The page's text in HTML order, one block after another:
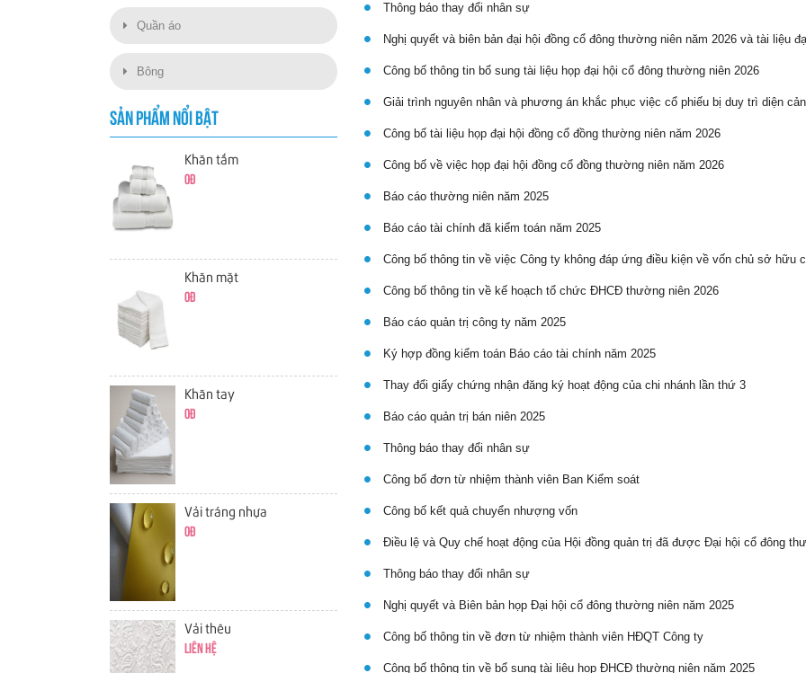
Quần áo
Bông
SẢN PHẨM NỔI BẬT
Khăn tắm
0đ
Khăn mặt
0đ
Khăn tay
0đ
Vải tráng nhựa
0đ
Vải thêu
Liên hệ
Thông báo thay đổi nhân sự
Nghị quyết và biên bản đại hội đồng cổ đông thường niên năm 2026 và tài liệu
Công bố thông tin bổ sung tài liệu họp đại hội cổ đông thường niên 2026
Giải trình nguyên nhân và phương án khắc phục việc cổ phiếu bị duy trì diện
Công bố tài liệu họp đại hội đồng cổ đồng thường niên năm 2026
Công bố về việc họp đại hội đồng cổ đồng thường niên năm 2026
Báo cáo thường niên năm 2025
Báo cáo tài chính đã kiểm toán năm 2025
Công bố thông tin về việc Công ty không đáp ứng điều kiện về vốn chủ sở hữu
Công bố thông tin về kế hoạch tổ chức ĐHCĐ thường niên 2026
Báo cáo quản trị công ty năm 2025
Ký hợp đồng kiểm toán Báo cáo tài chính năm 2025
Thay đổi giấy chứng nhận đăng ký hoạt động của chi nhánh lần thứ 3
Báo cáo quản trị bán niên 2025
Thông báo thay đổi nhân sự
Công bố đơn từ nhiệm thành viên Ban Kiểm soát
Công bố kết quả chuyển nhượng vốn
Điều lệ và Quy chế hoạt động của Hội đồng quản trị đã được Đại hội cổ đông
Thông báo thay đổi nhân sự
Nghị quyết và Biên bản họp Đại hội cổ đông thường niên năm 2025
Công bố thông tin về đơn từ nhiệm thành viên HĐQT Công ty
Công bố thông tin về bổ sung tài liệu họp ĐHCĐ thường niên năm 2025